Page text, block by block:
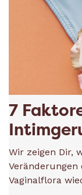
7
Wir zeigen Dir,
Vaginalflora